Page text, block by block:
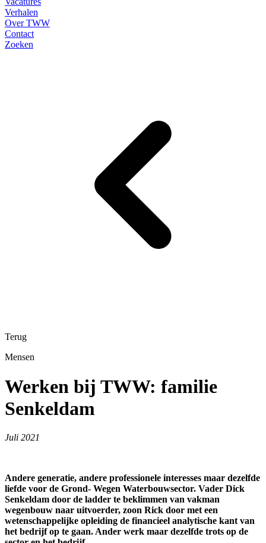
Verhalen
Over TWW
Contact
Zoeken
Terug
Mensen
Werken bij TWW: familie
Senkeldam
Juli 2021
Andere generatie, andere professionele interesses maar dezelfde
liefde voor de Grond- Wegen Waterbouwsector. Vader Dick
Senkeldam door de ladder te beklimmen van vakman
wegenbouw naar uitvoerder, zoon Rick door met een
wetenschappelijke opleiding de financieel analytische kant van
het bedrijf op te gaan. Ander werk maar dezelfde trots op de